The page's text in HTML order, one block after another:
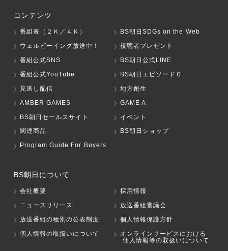
コンテンツ
番組表（２Ｋ／４Ｋ）
BS朝日SDGs on the Web
ウェルビーイング放送中！
視聴者プレゼント
番組公式SNS
BS朝日公式LINE
番組公式YouTube
BS朝日エピソード０
見逃し配信
地方創生
AMBER GAMES
GAME A
BS朝日セールスサイト
イベント
関連商品
BS朝日ショップ
Program Guide For Buyers
BS朝日について
会社概要
採用情報
ニュースリリース
放送番組審議会
放送番組の種別の公表制度
個人情報保護方針
個人情報の取扱いについて
オンラインサービスにおける
個人情報等の取扱いについて